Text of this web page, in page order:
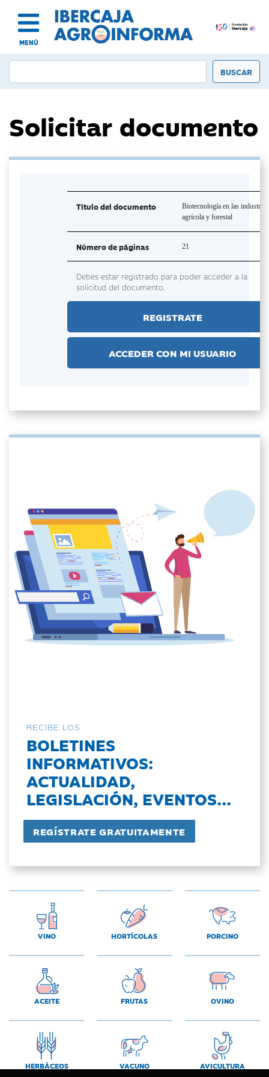
MENÚ
Solicitar documento
Título del documento
Biotecnología en las industrias
agrícola y forestal
Número de páginas 21
Debes estar registrado para poder acceder a la
solicitud del documento.
RECIBE LOS
BOLETINES
INFORMATIVOS:
ACTUALIDAD,
LEGISLACIÓN, EVENTOS...
VINO HORTÍCOLAS PORCINO
ACEITE FRUTAS OVINO
HERBÁCEOS VACUNO AVICULTURA